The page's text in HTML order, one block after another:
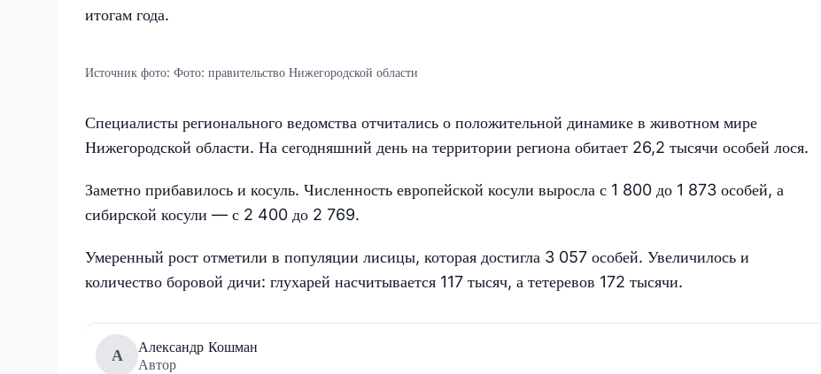
итогам года.
Источник фото: Фото: правительство Нижегородской области
Специалисты регионального ведомства отчитались о положительной динамике в животном мире
Нижегородской области. На сегодняшний день на территории региона обитает 26,2 тысячи особей лося.
Заметно прибавилось и косуль. Численность европейской косули выросла с 1 800 до 1 873 особей, а
сибирской косули — с 2 400 до 2 769.
Умеренный рост отметили в популяции лисицы, которая достигла 3 057 особей. Увеличилось и
количество боровой дичи: глухарей насчитывается 117 тысяч, а тетеревов 172 тысячи.
А
Александр Кошман
Автор